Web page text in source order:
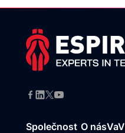
Společnost O násVaV